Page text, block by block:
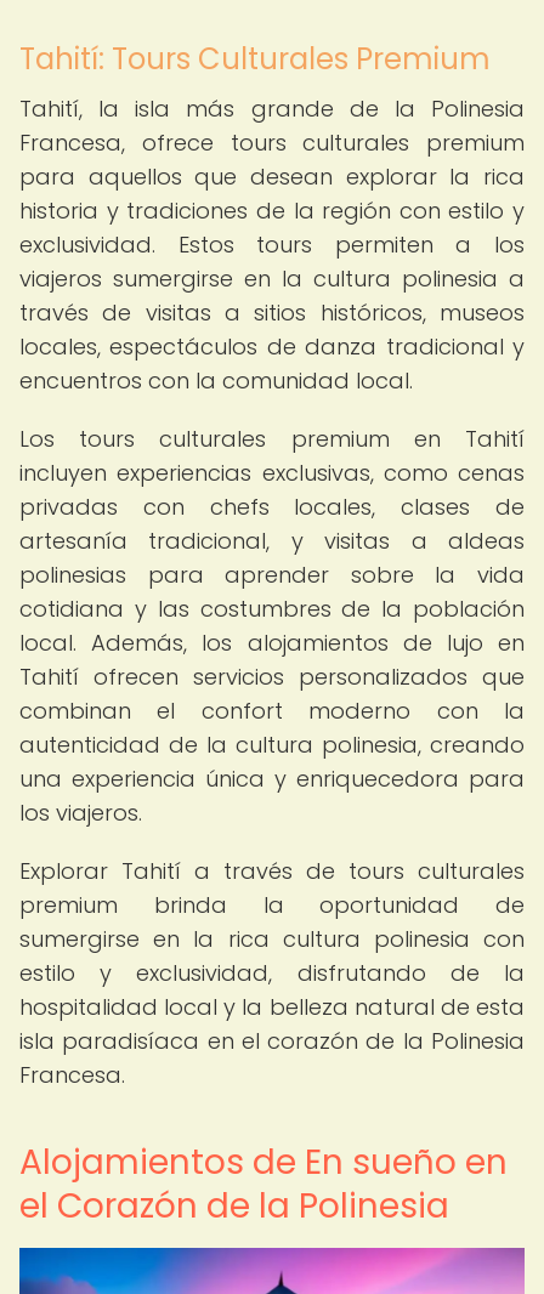
Tahití: Tours Culturales Premium
Tahití, la isla más grande de la Polinesia
Francesa, ofrece tours culturales premium
para aquellos que desean explorar la rica
historia y tradiciones de la región con estilo y
exclusividad. Estos tours permiten a los
viajeros sumergirse en la cultura polinesia a
través de visitas a sitios históricos, museos
locales, espectáculos de danza tradicional y
encuentros con la comunidad local.
Los tours culturales premium en Tahití
incluyen experiencias exclusivas, como cenas
privadas con chefs locales, clases de
artesanía tradicional, y visitas a aldeas
polinesias para aprender sobre la vida
cotidiana y las costumbres de la población
local. Además, los alojamientos de lujo en
Tahití ofrecen servicios personalizados que
combinan el confort moderno con la
autenticidad de la cultura polinesia, creando
una experiencia única y enriquecedora para
los viajeros.
Explorar Tahití a través de tours culturales
premium brinda la oportunidad de
sumergirse en la rica cultura polinesia con
estilo y exclusividad, disfrutando de la
hospitalidad local y la belleza natural de esta
isla paradisíaca en el corazón de la Polinesia
Francesa.
Alojamientos de En sueño en
el Corazón de la Polinesia